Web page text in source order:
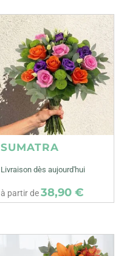
SUMATRA
Livraison dès aujourd'hui
à partir de38,90 €